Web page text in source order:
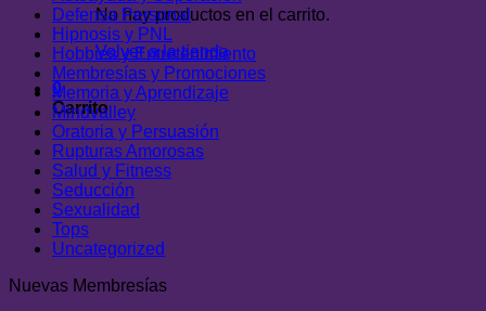
No hay productos en el carrito.
Volver a la tienda
0
Carrito
Defensa Personal
Hipnosis y PNL
Hobbies y Entretenimiento
Membresías y Promociones
Memoria y Aprendizaje
Mindvalley
Oratoria y Persuasión
Rupturas Amorosas
Salud y Fitness
Seducción
Sexualidad
Tops
Uncategorized
Nuevas Membresías